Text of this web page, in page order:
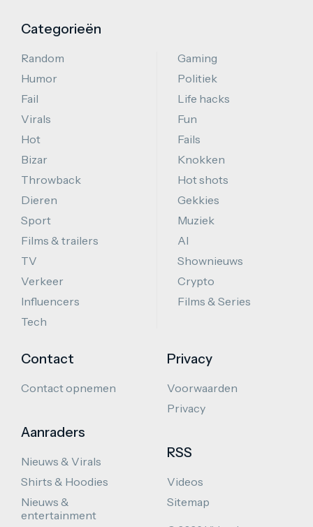
Categorieën
Random
Humor
Fail
Virals
Hot
Bizar
Throwback
Dieren
Sport
Films & trailers
TV
Verkeer
Influencers
Tech
Gaming
Politiek
Life hacks
Fun
Fails
Knokken
Hot shots
Gekkies
Muziek
AI
Shownieuws
Crypto
Films & Series
Contact
Contact opnemen
Aanraders
Nieuws & Virals
Shirts & Hoodies
Nieuws &
entertainment
Privacy
Voorwaarden
Privacy
RSS
Videos
Sitemap